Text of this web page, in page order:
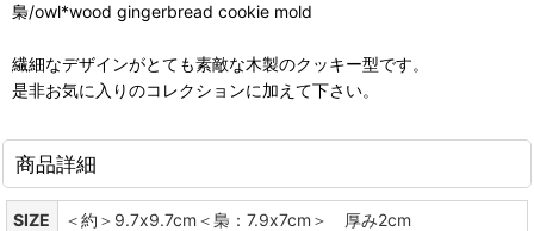
梟/owl*wood gingerbread cookie mold
繊細なデザインがとても素敵な木製のクッキー型です。
是非お気に入りのコレクションに加えて下さい。
商品詳細
SIZE
＜約＞9.7x9.7cm＜梟：7.9x7cm＞ 厚み2cm